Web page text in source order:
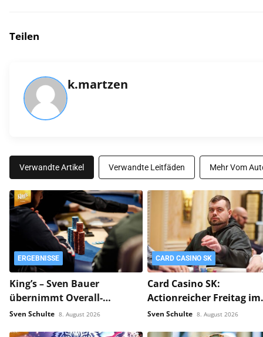
Teilen
k.martzen
Verwandte Artikel Verwandte Leitfäden Mehr Vom
ERGEBNISSE
King’s – Sven Bauer
übernimmt Overall-
Chiplead im Polish Poker
Sven Schulte 8. August 2026
CARD CASINO SK
Card Casino SK:
Actionreicher Freitag im
WSOP Circuit – Ondrej
Sven Schulte 8. August 2026